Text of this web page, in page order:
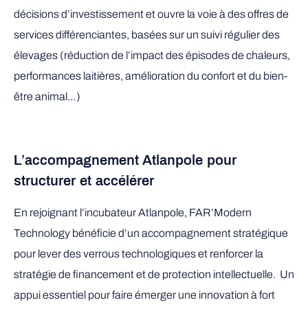
décisions d’investissement et ouvre la voie à des offres de
services différenciantes, basées sur un suivi régulier des
élevages (réduction de l’impact des épisodes de chaleurs,
performances laitières, amélioration du confort et du bien-
être animal…)
L’accompagnement Atlanpole pour
structurer et accélérer
En rejoignant l’incubateur Atlanpole, FAR’Modern
Technology bénéficie d’un accompagnement stratégique
pour lever des verrous technologiques et renforcer la
stratégie de financement et de protection intellectuelle. Un
appui essentiel pour faire émerger une innovation à fort